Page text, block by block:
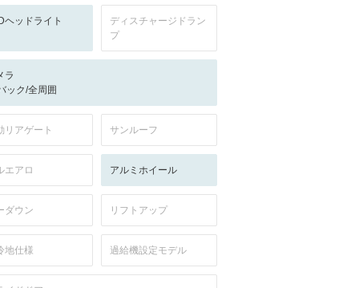
ヘッドライト
ディスチャージドラン
プ
ラ
ック/全周囲
リアゲート サンルーフ
エアロ アルミホイール
ダウン リフトアップ
地仕様 過給機設定モデル